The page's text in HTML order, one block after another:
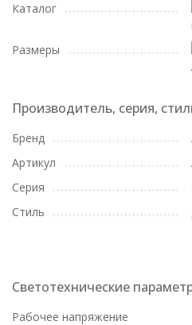
Каталог
Размеры
Производитель, серия,
Бренд
Артикул
Серия
Стиль
Светотехнические
Рабочее напряжение